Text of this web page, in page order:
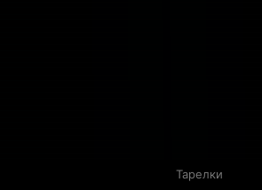
Тарелки